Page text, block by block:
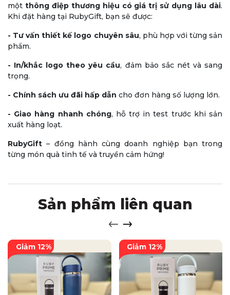
một thông điệp thương hiệu có giá trị sử dụng lâu dài.
Khi đặt hàng tại RubyGift, bạn sẽ được:
- Tư vấn thiết kế logo chuyên sâu, phù hợp với từng sản
phẩm.
- In/khắc logo theo yêu cầu, đảm bảo sắc nét và sang
trọng.
- Chính sách ưu đãi hấp dẫn cho đơn hàng số lượng lớn.
- Giao hàng nhanh chóng, hỗ trợ in test trước khi sản
xuất hàng loạt.
RubyGift – đồng hành cùng doanh nghiệp bạn trong
từng món quà tinh tế và truyền cảm hứng!
Sản phẩm liên quan
Giảm 12% Giảm 12%